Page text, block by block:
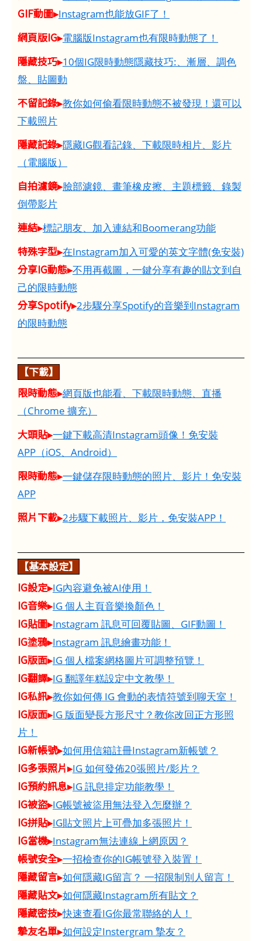
GIF動圖▸Instagram也能放GIF了！
網頁版IG▸電腦版Instagram也有限時動態了！
隱藏技巧▸10個IG限時動態隱藏技巧:、漸層、調色
盤、貼圖動
不留記錄▸教你如何偷看限時動態不被發現！還可以
下載照片
隱藏記錄▸隱藏IG觀看記錄、下載限時相片、影片
（電腦版）
自拍濾鏡▸臉部濾鏡、畫筆橡皮擦、主題標籤、錄製
倒帶影片
連結▸標記朋友、加入連結和Boomerang功能
特殊字型▸在Instagram加入可愛的英文字體(免安裝)
分享IG動態▸不用再截圖，一鍵分享有趣的貼文到自
己的限時動態
分享Spotify▸2步驟分享Spotify的音樂到Instagram
的限時動態
【下載】
限時動態▸網頁版也能看、下載限時動態、直播
（Chrome 擴充）
大頭貼▸一鍵下載高清Instagram頭像！免安裝
APP（iOS、Android）
限時動態▸一鍵儲存限時動態的照片、影片！免安裝
APP
照片下載▸2步驟下載照片、影片，免安裝APP！
【基本設定】
IG設定▸IG內容避免被AI使用！
IG音樂▸IG 個人主頁音樂換顏色！
IG貼圖▸Instagram 訊息可回覆貼圖、GIF動圖！
IG塗鴉▸Instagram 訊息繪畫功能！
IG版面▸IG 個人檔案網格圖片可調整預覽！
IG翻譯▸IG 翻譯年糕設定中文教學！
IG私訊▸教你如何傳 IG 會動的表情符號到聊天室！
IG版面▸IG 版面變長方形尺寸？教你改回正方形照
片！
IG新帳號▸如何用信箱註冊Instagram新帳號？
IG多張照片▸IG 如何發佈20張照片/影片？
IG預約訊息▸IG 訊息排定功能教學！
IG被盜▸IG帳號被盜用無法登入怎麼辦？
IG拼貼▸IG貼文照片上可疊加多張照片！
IG當機▸Instagram無法連線上網原因？
帳號安全▸一招檢查你的IG帳號登入裝置！
隱藏留言▸如何隱藏IG留言？ 一招限制別人留言！
隱藏貼文▸如何隱藏Instagram所有貼文？
隱藏密技▸快速查看IG你最常聯絡的人！
摯友名單▸如何設定Instergram 摯友？